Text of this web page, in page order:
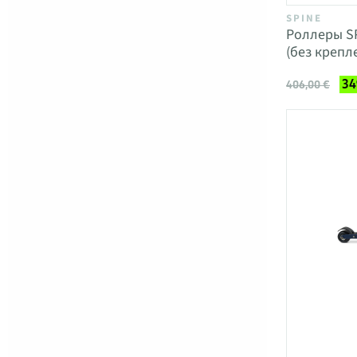
SPINE
Роллеры
(без
406,00 €